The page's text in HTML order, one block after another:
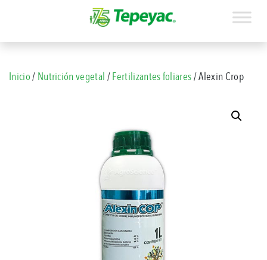
Inicio/ Nutrición vegetal /Fertilizantes foliares/ Alexin Crop